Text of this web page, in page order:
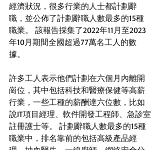
經濟狀況，很多行業的人士都計劃辭
職，並公佈了計劃辭職人數最多的15種
職業。 該報告採集了2022年11月至2023
年10月期間全國超過77萬名工人的數
據。
許多工人表示他們計劃在六個月內離開
崗位，其中包括科技和醫療保健等高薪
行業，一些工種的薪酬達六位數，比如
說IT項目經理、軟件開發工程師、急診室
註冊護士等。 計劃辭職人數最多的15種
職業中，排名靠前的包括高級產品經